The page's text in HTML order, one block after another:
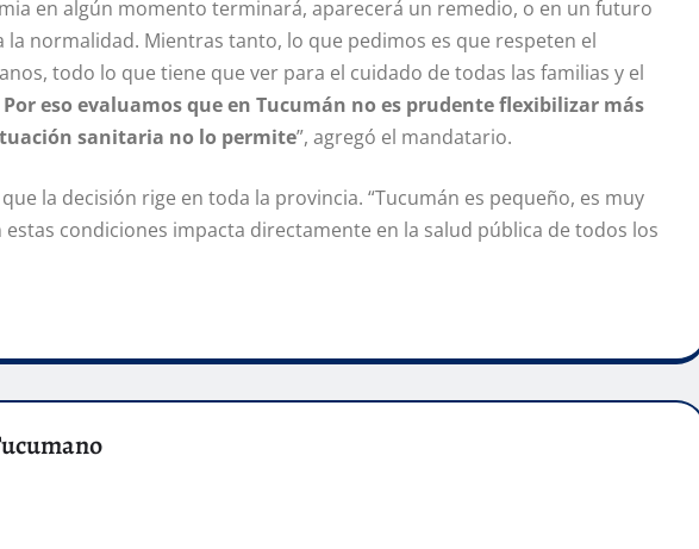
en algún momento terminará, aparecerá un remedio, o en un futuro
la normalidad. Mientras tanto, lo que pedimos es que respeten el
todo lo que tiene que ver para el cuidado de todas las familias y el
Por eso evaluamos que en Tucumán no es prudente flexibilizar más
sanitaria no lo permite”, agregó el mandatario.
la decisión rige en toda la provincia. “Tucumán es pequeño, es muy
condiciones impacta directamente en la salud pública de todos los